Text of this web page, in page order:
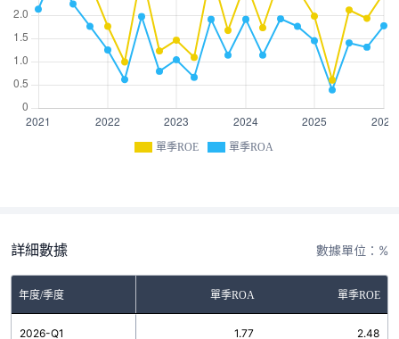
單季ROE 單季ROA
詳細數據 數據單位：%
年度/季度 單季ROA 單季ROE
2026-Q1 1.77 2.48